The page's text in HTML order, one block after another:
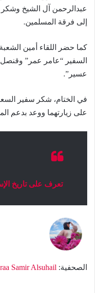
عبدالرحمن آل الشيخ
إلى فرقة المسلمين.
كما حضر اللقاء أمين
السفير “عامر عمر” وقنصل
عسير”.
في الختام، شكر سفير
على زيارتهما ووعد بدعم
تعرف على تاريخ
الصحفية: